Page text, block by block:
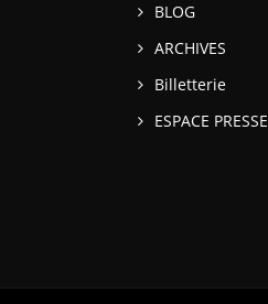
BLOG
ARCHIVES
Billetterie
ESPACE PRESSE